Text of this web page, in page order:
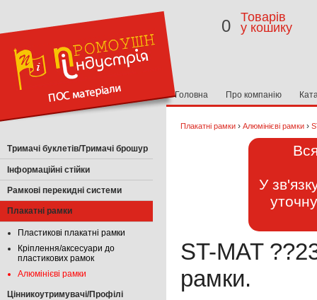
Тримачі буклетів/Тримачі брошур
Інформаційні стійки
Рамкові перекидні системи
Плакатні рамки
Пластикові плакатні рамки
Кріплення/аксесуари до
пластикових рамок
Алюмінієві рамки
Цінникоутримувачі/Профілі
0Товарів
у кошику
Головна Про компанію
Плакатні рамки ›Алюмінієві рамки ›
У
ST-MAT
рамки.